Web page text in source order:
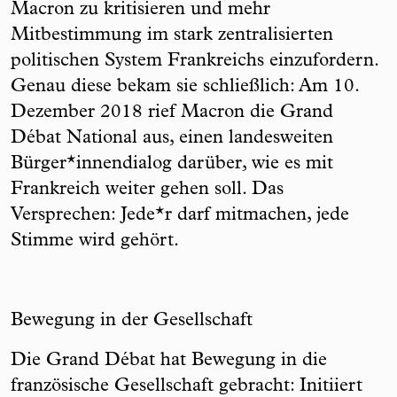
Macron zu kritisieren und mehr
Mitbestimmung im stark zentralisierten
politischen System Frankreichs einzufordern.
Genau diese bekam sie schließlich: Am 10.
Dezember 2018 rief Macron die Grand
Débat National aus, einen landesweiten
Bürger*innendialog darüber, wie es mit
Frankreich weiter gehen soll. Das
Versprechen: Jede*r darf mitmachen, jede
Stimme wird gehört.
Bewegung in der Gesellschaft
Die Grand Débat hat Bewegung in die
französische Gesellschaft gebracht: Initiiert